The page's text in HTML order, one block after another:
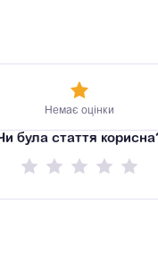
Немає оцінки
була стаття